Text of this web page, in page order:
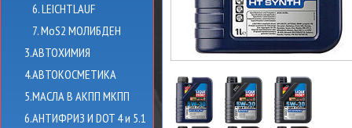
6. LEICHTLAUF
7. MoS2 МОЛИБДЕН
3.АВТОХИМИЯ
4.АВТОКОСМЕТИКА
5.МАСЛА В АКПП МКПП
6.АНТИФРИЗ И DOT 4 и 5.1